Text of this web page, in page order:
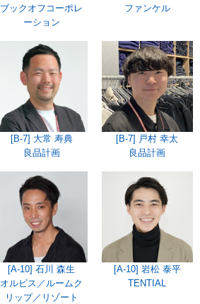
ブックオフコーポレ
ーション
ファンケル
[B-7] 大常 寿典
良品計画
[B-7] 戸村 幸太
良品計画
[A-10] 石川 森生
オルビス／ルームク
リップ／リゾート
[A-10] 岩松 泰平
TENTIAL